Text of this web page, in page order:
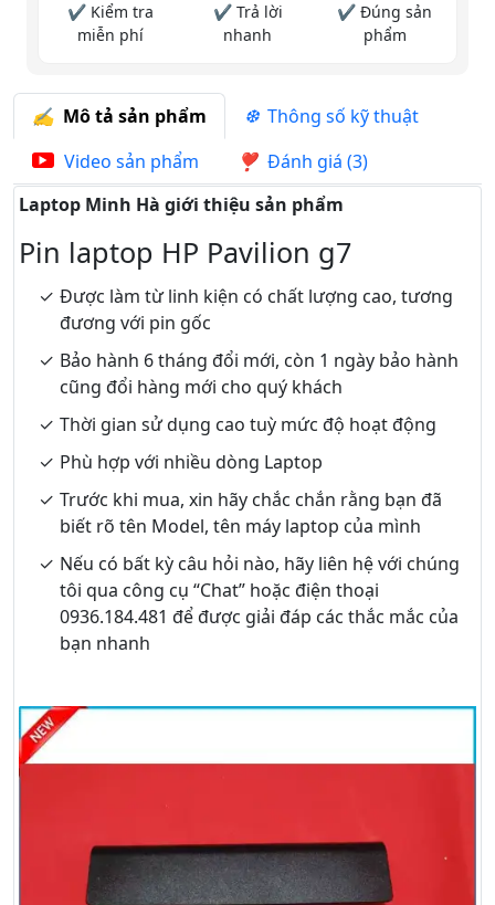
✔ Kiểm tra
miễn phí
✔ Trả lời
nhanh
✔ Đúng sản
phẩm
Mô tả sản phẩm
Thông số kỹ thuật
Video sản phẩm
Đánh giá (3)
Laptop Minh Hà giới thiệu sản phẩm
Pin laptop HP Pavilion g7
Được làm từ linh kiện có chất lượng cao, tương
đương với pin gốc
Bảo hành 6 tháng đổi mới, còn 1 ngày bảo hành
cũng đổi hàng mới cho quý khách
Thời gian sử dụng cao tuỳ mức độ hoạt động
Phù hợp với nhiều dòng Laptop
Trước khi mua, xin hãy chắc chắn rằng bạn đã
biết rõ tên Model, tên máy laptop của mình
Nếu có bất kỳ câu hỏi nào, hãy liên hệ với chúng
tôi qua công cụ “Chat” hoặc điện thoại
0936.184.481 để được giải đáp các thắc mắc của
bạn nhanh